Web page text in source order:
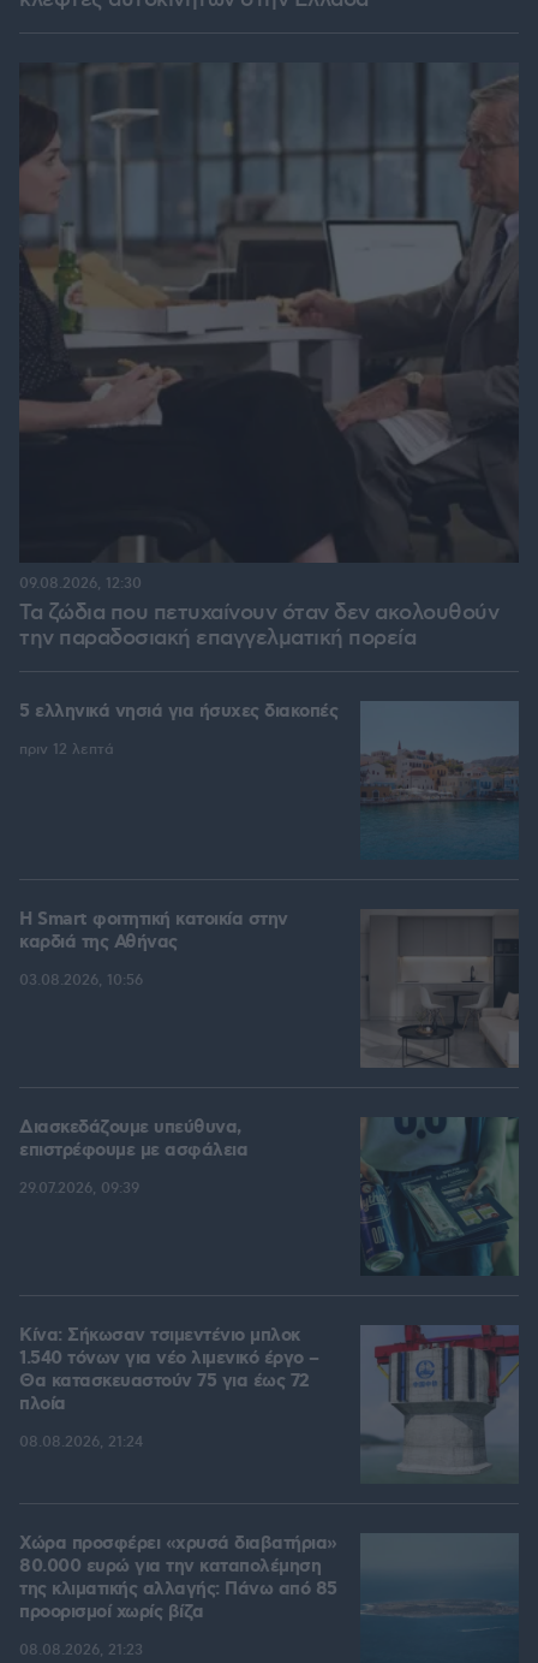
Τα ζώδια που πετυχαίνουν όταν δεν ακολουθούν
την παραδοσιακή επαγγελματική πορεία
09.08.2026, 12:30
5 ελληνικά νησιά για ήσυχες διακοπές
πριν 12 λεπτά
Η Smart φοιτητική κατοικία στην
καρδιά της Αθήνας
03.08.2026, 10:56
Διασκεδάζουμε υπεύθυνα,
επιστρέφουμε με ασφάλεια
29.07.2026, 09:39
Κίνα: Σήκωσαν τσιμεντένιο μπλοκ
1.540 τόνων για νέο λιμενικό έργο –
Θα κατασκευαστούν 75 για έως 72
πλοία
08.08.2026, 21:24
Χώρα προσφέρει «χρυσά διαβατήρια»
80.000 ευρώ για την καταπολέμηση
της κλιματικής αλλαγής: Πάνω από 85
προορισμοί χωρίς βίζα
08.08.2026, 21:23